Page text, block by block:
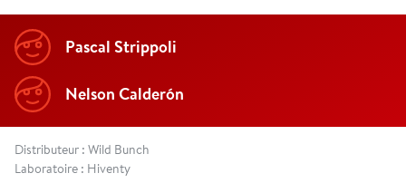
Pascal Strippoli
Nelson Calderón
Distributeur : Wild Bunch
Laboratoire : Hiventy